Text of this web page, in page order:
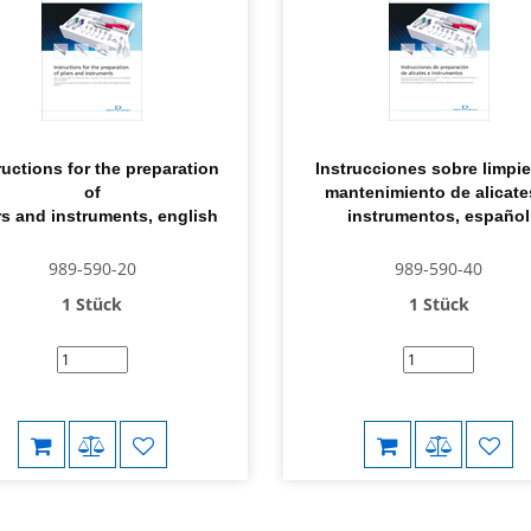
for the preparation
of
and instruments, english
989-590-20
1 Stück
Instrucciones sobre
mantenimiento de
instrumentos, español
989-590-40
1 Stück